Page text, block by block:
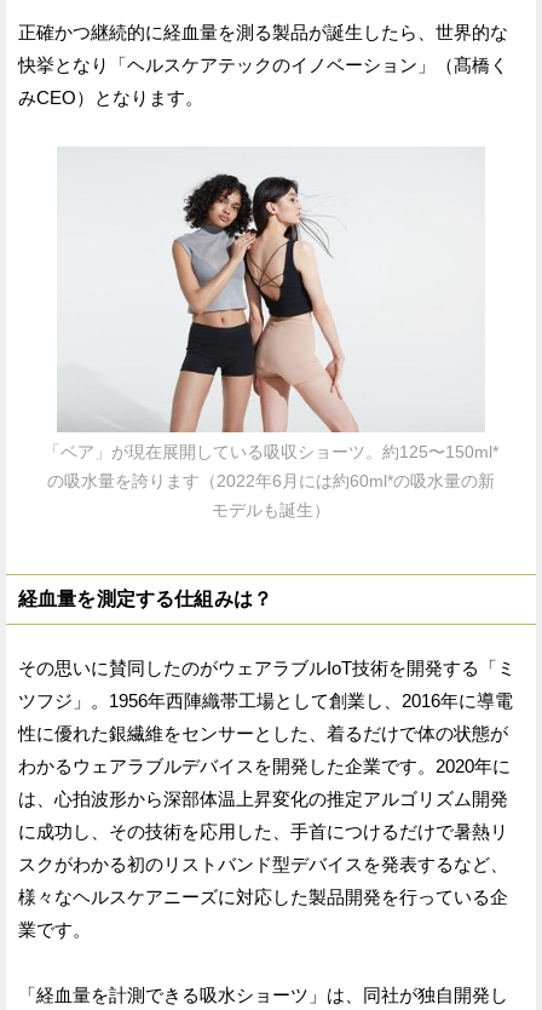
正確かつ継続的に経血量を測る製品が誕生したら、世界的な
快挙となり「ヘルスケアテックのイノベーション」（髙橋く
みCEO）となります。
「ベア」が現在展開している吸収ショーツ。約125〜150ml*
の吸水量を誇ります（2022年6月には約60ml*の吸水量の新
モデルも誕生）
経血量を測定する仕組みは？
その思いに賛同したのがウェアラブルIoT技術を開発する「ミ
ツフジ」。1956年西陣織帯工場として創業し、2016年に導電
性に優れた銀繊維をセンサーとした、着るだけで体の状態が
わかるウェアラブルデバイスを開発した企業です。2020年に
は、心拍波形から深部体温上昇変化の推定アルゴリズム開発
に成功し、その技術を応用した、手首につけるだけで暑熱リ
スクがわかる初のリストバンド型デバイスを発表するなど、
様々なヘルスケアニーズに対応した製品開発を行っている企
業です。
「経血量を計測できる吸水ショーツ」は、同社が独自開発し